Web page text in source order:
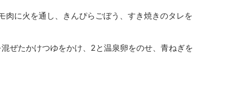
肉に火を通し、きんぴらごぼう、すき焼きのタレを
ぜたかけつゆをかけ、2と温泉卵をのせ、青ねぎを